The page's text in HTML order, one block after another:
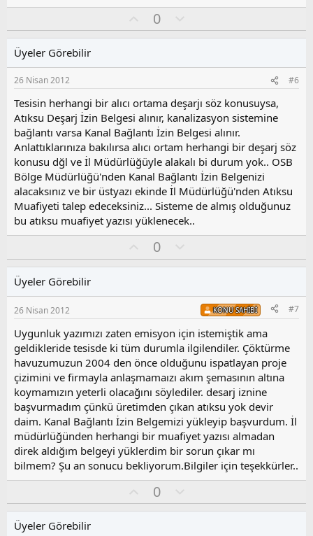
y
0
l
s
u
z
o
y
l
a
Üyeler Görebilir
26 Nisan 2012 #6
Tesisin herhangi bir alıcı ortama deşarjı söz konusuysa,
Atıksu Deşarj İzin Belgesi alınır, kanalizasyon sistemine
bağlantı varsa Kanal Bağlantı İzin Belgesi alınır.
Anlattıklarınıza bakılırsa alıcı ortam herhangi bir deşarj söz
konusu dğl ve İl Müdürlüğüyle alakalı bi durum yok.. OSB
Bölge Müdürlüğü'nden Kanal Bağlantı İzin Belgenizi
alacaksınız ve bir üstyazı ekinde İl Müdürlüğü'nden Atıksu
Muafiyeti talep edeceksiniz... Sisteme de almış olduğunuz
bu atıksu muafiyet yazısı yüklenecek..
y
0
l
s
u
z
o
y
l
a
Üyeler Görebilir
26 Nisan 2012 KONU SAHIBI #7
Uygunluk yazımızı zaten emisyon için istemiştik ama
geldikleride tesisde ki tüm durumla ilgilendiler. Çöktürme
havuzumuzun 2004 den önce olduğunu ispatlayan proje
çizimini ve firmayla anlaşmamaızı akım şemasının altına
koymamızın yeterli olacağını söylediler. desarj iznine
başvurmadım çünkü üretimden çıkan atıksu yok devir
daim. Kanal Bağlantı İzin Belgemizi yükleyip başvurdum. İl
müdürlüğünden herhangi bir muafiyet yazısı almadan
direk aldığım belgeyi yüklerdim bir sorun çıkar mı
bilmem? Şu an sonucu bekliyorum.Bilgiler için teşekkürler..
y
0
l
Üyeler Görebilir